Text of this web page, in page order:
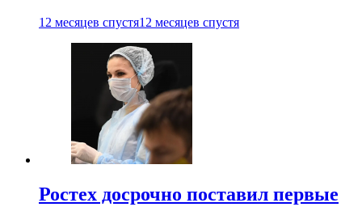
12 месяцев спустя12 месяцев спустя
Ростех досрочно поставил первые